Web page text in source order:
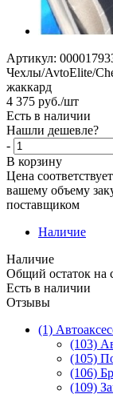
Артикул:
Чехлы/AvtoElite/
жаккард
4 375 руб./шт
Есть в наличии
Нашли дешевле?
-
В корзину
Цена
вашему объему
поставщиком
Наличие
Наличие
Общий остаток на
Есть в наличии
Отзывы
(1)
(103)
(105)
(106)
(109)